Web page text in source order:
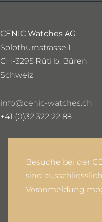
CENIC Watches AG
Solothurnstrasse 1
CH-3295 Rüti b. Büren
Schweiz
info@cenic-watches.ch
+41 (0)32 322 22 88
Besuche bei der
sind
Voranmeldung